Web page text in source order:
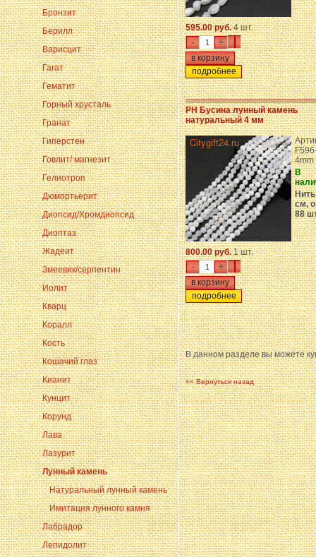
Бронзит
Берилл
Варисцит
Гагат
Гематит
Горный хрусталь
Гранат
Гиперстен
Говлит/ магнезит
Гелиотроп
Дюмортьерит
Диопсид/Хромдиопсид
Диоптаз
Жадеит
Змеевик/серпентин
Иолит
Кварц
Коралл
Кость
Кошачий глаз
Кианит
Кунцит
Корунд
Лава
Лазурит
Лунный камень
Натуральный лунный камень
Имитация лунного камня
Лабрадор
Лепидолит
595.00 руб.4 шт.
- +
подробнее
PH Бусина лунный камень
натуральный 4 мм
4mm
В
см,
88
800.00 руб.1 шт.
- +
подробнее
В данном разделе вы можете
<< Вернуться назад